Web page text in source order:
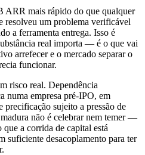
ARR mais rápido do que qualquer
resolveu um problema verificável
a ferramenta entrega. Isso é
real importa — é o que vai
arrefecer e o mercado separar o
funcionar.
risco real. Dependência
numa empresa pré-IPO, em
sujeito a pressão de
não é celebrar nem temer —
a corrida de capital está
suficiente desacoplamento para ter